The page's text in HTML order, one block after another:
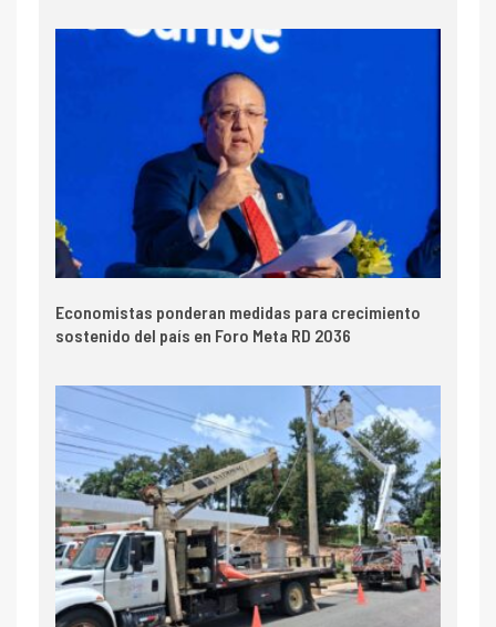
Economistas ponderan medidas para crecimiento
sostenido del país en Foro Meta RD 2036